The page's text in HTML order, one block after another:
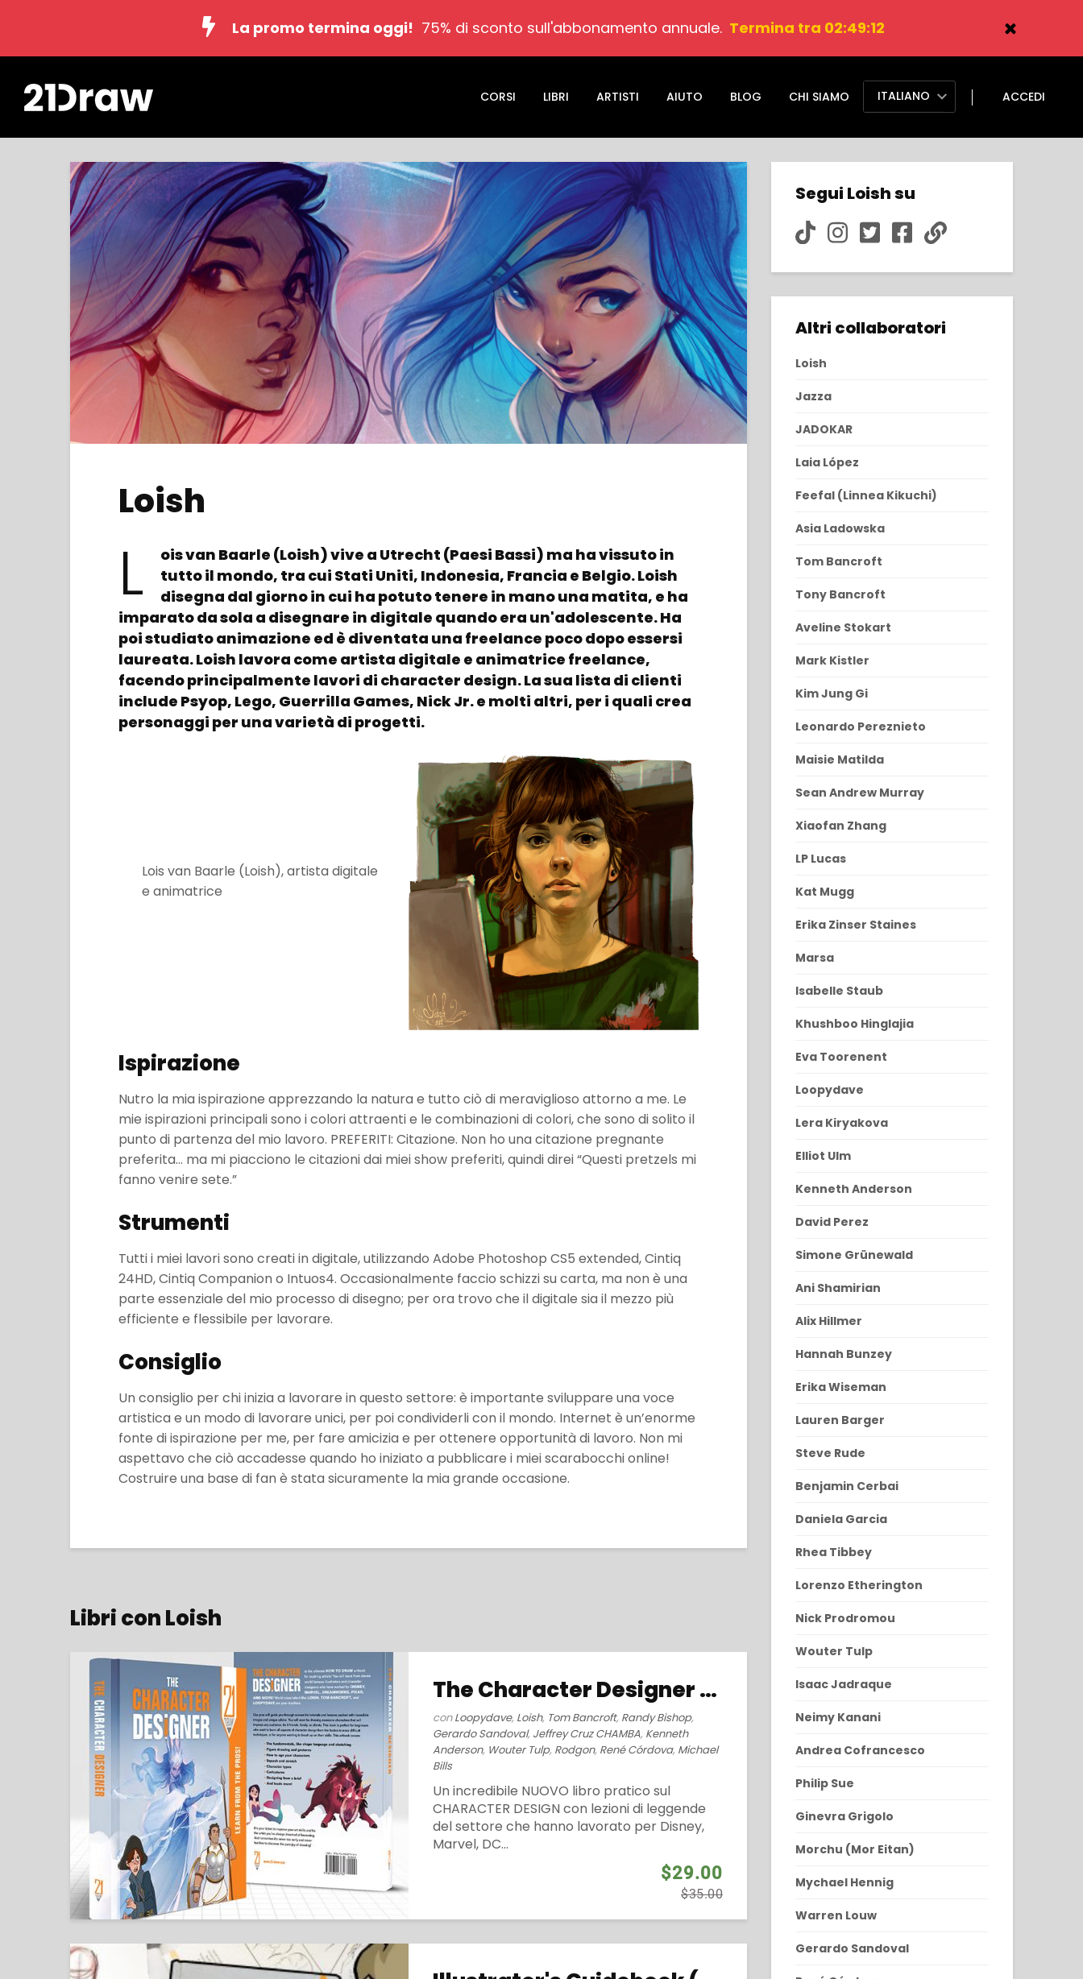
La promo termina oggi! 75% di sconto sull'abbonamento annuale. Termina tra 02:49:11
CORSI LIBRI ARTISTI AIUTO BLOG CHI SIAMO ITALIANO ACCEDI
Loish
L
ois van Baarle (Loish) vive a Utrecht (Paesi Bassi) ma ha vissuto in
tutto il mondo, tra cui Stati Uniti, Indonesia, Francia e Belgio. Loish
disegna dal giorno in cui ha potuto tenere in mano una matita, e ha
imparato da sola a disegnare in digitale quando era un'adolescente. Ha
poi studiato animazione ed è diventata una freelance poco dopo essersi
laureata. Loish lavora come artista digitale e animatrice freelance,
facendo principalmente lavori di character design. La sua lista di clienti
include Psyop, Lego, Guerrilla Games, Nick Jr. e molti altri, per i quali crea
personaggi per una varietà di progetti.
Lois van Baarle (Loish), artista digitale
e animatrice
Ispirazione
Nutro la mia ispirazione apprezzando la natura e tutto ciò di meraviglioso attorno a me. Le
mie ispirazioni principali sono i colori attraenti e le combinazioni di colori, che sono di solito il
punto di partenza del mio lavoro. PREFERITI: Citazione. Non ho una citazione pregnante
preferita… ma mi piacciono le citazioni dai miei show preferiti, quindi direi “Questi pretzels mi
fanno venire sete.”
Strumenti
Tutti i miei lavori sono creati in digitale, utilizzando Adobe Photoshop CS5 extended, Cintiq
24HD, Cintiq Companion o Intuos4. Occasionalmente faccio schizzi su carta, ma non è una
parte essenziale del mio processo di disegno; per ora trovo che il digitale sia il mezzo più
efficiente e flessibile per lavorare.
Consiglio
Un consiglio per chi inizia a lavorare in questo settore: è importante sviluppare una voce
artistica e un modo di lavorare unici, per poi condividerli con il mondo. Internet è un’enorme
fonte di ispirazione per me, per fare amicizia e per ottenere opportunità di lavoro. Non mi
aspettavo che ciò accadesse quando ho iniziato a pubblicare i miei scarabocchi online!
Costruire una base di fan è stata sicuramente la mia grande occasione.
Libri con Loish
The Character Designer (2019)
conLoopydave, Loish, Tom Bancroft, Randy Bishop,
Gerardo Sandoval, Jeffrey Cruz CHAMBA, Kenneth
Anderson, Wouter Tulp, Rodgon, René Córdova, Michael
Bills
Un incredibile NUOVO libro pratico sul
CHARACTER DESIGN con lezioni di leggende
del settore che hanno lavorato per Disney,
Marvel, DC...
$29.00
$35.00
Segui Loish su
Altri collaboratori
Loish
Jazza
JADOKAR
Laia López
Feefal (Linnea Kikuchi)
Asia Ladowska
Tom Bancroft
Tony Bancroft
Aveline Stokart
Mark Kistler
Kim Jung Gi
Leonardo Pereznieto
Maisie Matilda
Sean Andrew Murray
Xiaofan Zhang
LP Lucas
Kat Mugg
Erika Zinser Staines
Marsa
Isabelle Staub
Khushboo Hinglajia
Eva Toorenent
Loopydave
Lera Kiryakova
Elliot Ulm
Kenneth Anderson
David Perez
Simone Grünewald
Ani Shamirian
Alix Hillmer
Hannah Bunzey
Erika Wiseman
Lauren Barger
Steve Rude
Benjamin Cerbai
Daniela Garcia
Rhea Tibbey
Lorenzo Etherington
Nick Prodromou
Wouter Tulp
Isaac Jadraque
Neimy Kanani
Andrea Cofrancesco
Philip Sue
Ginevra Grigolo
Morchu (Mor Eitan)
Mychael Hennig
Warren Louw
Gerardo Sandoval